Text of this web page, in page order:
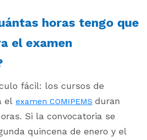
horas tengo que
el examen
fácil: los cursos de
el examen COMIPEMS duran
Si la convocatoria se
quincena de enero y el